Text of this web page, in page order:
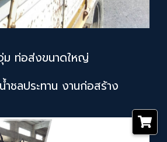
ม ท่อส่งขนาดใหญ่
ำชลประทาน งานก่อสร้าง